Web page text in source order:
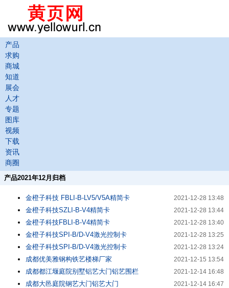
产品
求购
商城
知道
展会
人才
专题
图库
视频
下载
资讯
商圈
产品2021年12月归档
2021-12-28 13:48
金橙子科技 FBLI-B-LV5/V5A精简卡
2021-12-28 13:44
金橙子科技SZLI-B-V4精简卡
2021-12-28 13:40
金橙子科技FBLI-B-V4精简卡
2021-12-28 13:25
金橙子科技SPI-B/D-V4激光控制卡
2021-12-28 13:24
金橙子科技SPI-B/D-V4激光控制卡
2021-12-15 13:54
成都优美雅钢构铁艺楼梯厂家
2021-12-14 16:48
成都都江堰庭院别墅铝艺大门铝艺围栏
2021-12-14 16:47
成都大邑庭院钢艺大门铝艺大门